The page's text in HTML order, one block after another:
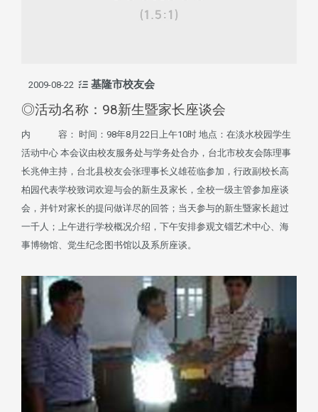
2009-08-22 基隆市校友会
◎活动名称：98新生暨家长座谈会
内 容： 时间：98年8月22日上午10时 地点：在淡水校园学生
活动中心 本会议由校友服务处与学务处合办，台北市校友会陈理事
长兆伸主持，台北县校友会张理事长义雄莅临参加，行政副校长高
柏园代表学校致词欢迎与会的新生及家长，全校一级主管参加座谈
会，并针对家长的提问做详尽的回答；当天参与的新生暨家长超过
一千人；上午进行学校概况介绍，下午安排参观文锱艺术中心、海
事博物馆、觉生纪念图书馆以及系所座谈。